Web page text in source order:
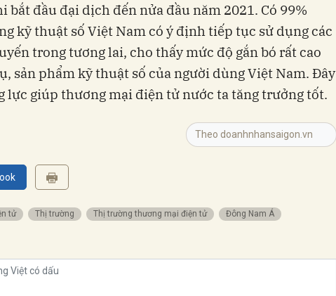
bắt đầu đại dịch đến nửa đầu năm 2021. Có 99%
kỹ thuật số Việt Nam có ý định tiếp tục sử dụng các
trong tương lai, cho thấy mức độ gắn bó rất cao
sản phẩm kỹ thuật số của người dùng Việt Nam. Đây
lực giúp thương mại điện tử nước ta tăng trưởng tốt.
Theo doanhnhansaigon.vn
tử Thị trường Thị trường thương mại điện tử
Đông Nam Á